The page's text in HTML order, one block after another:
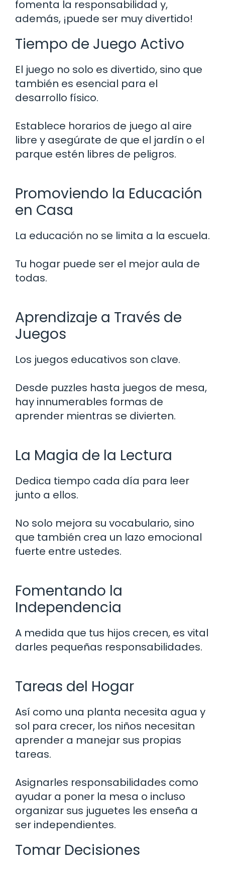
fomenta la responsabilidad y,
además, ¡puede ser muy divertido!
Tiempo de Juego Activo
El juego no solo es divertido, sino que
también es esencial para el
desarrollo físico.
Establece horarios de juego al aire
libre y asegúrate de que el jardín o el
parque estén libres de peligros.
Promoviendo la Educación
en Casa
La educación no se limita a la escuela.
Tu hogar puede ser el mejor aula de
todas.
Aprendizaje a Través de
Juegos
Los juegos educativos son clave.
Desde puzzles hasta juegos de mesa,
hay innumerables formas de
aprender mientras se divierten.
La Magia de la Lectura
Dedica tiempo cada día para leer
junto a ellos.
No solo mejora su vocabulario, sino
que también crea un lazo emocional
fuerte entre ustedes.
Fomentando la
Independencia
A medida que tus hijos crecen, es vital
darles pequeñas responsabilidades.
Tareas del Hogar
Así como una planta necesita agua y
sol para crecer, los niños necesitan
aprender a manejar sus propias
tareas.
Asignarles responsabilidades como
ayudar a poner la mesa o incluso
organizar sus juguetes les enseña a
ser independientes.
Tomar Decisiones